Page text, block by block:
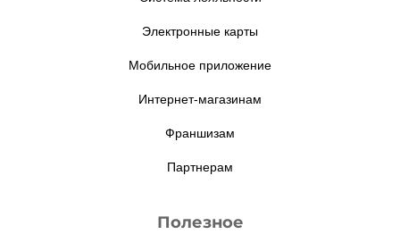
Электронные карты
Мобильное приложение
Интернет-магазинам
Франшизам
Партнерам
Полезное